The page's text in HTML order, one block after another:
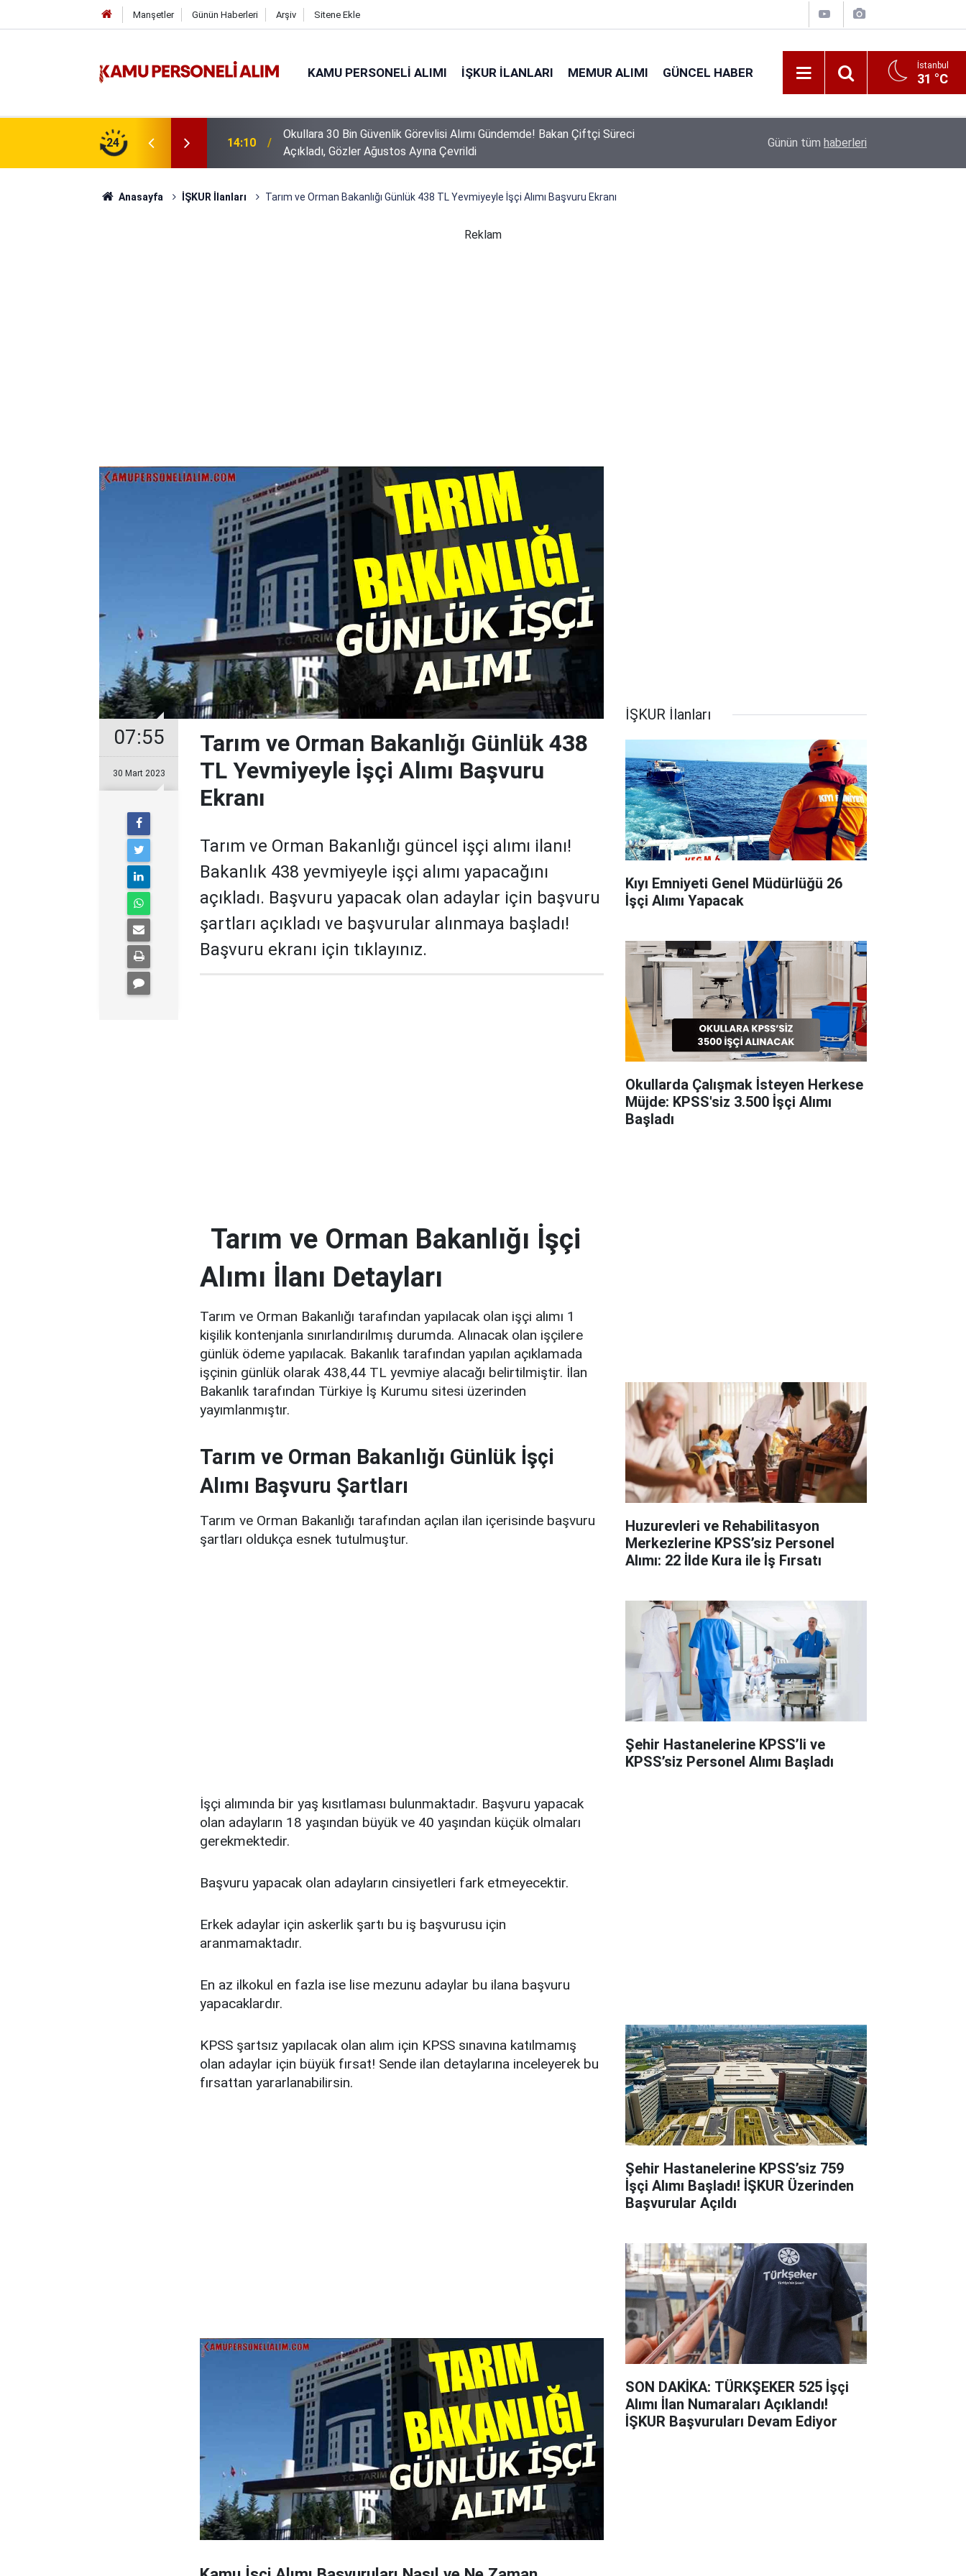
Manşetler Günün Haberleri Arşiv Sitene Ekle
KAMU PERSONELI ALIMI İŞKUR İLANLARI MEMUR ALIMI GÜNCEL HABER İstanbul
31 °C
24
İŞKUR İUP başvuruları 14:10
Okullara 30 Bin Güvenlik Görevlisi Alımı Gündemde! Bakan Çiftçi Süreci
Açıkladı, Gözler Ağustos Ayına Çevrildi
GSB 600 Personel Alımında Başvuru Süresi
Günün tüm haberleri
Anasayfa İŞKUR İlanları Tarım ve Orman Bakanlığı Günlük 438 TL Yevmiyeyle İşçi Alımı Başvuru Ekranı
Reklam
07:55
30 Mart 2023
Tarım ve Orman Bakanlığı Günlük 438
TL Yevmiyeyle İşçi Alımı Başvuru
Ekranı
Tarım ve Orman Bakanlığı güncel işçi alımı ilanı!
Bakanlık 438 yevmiyeyle işçi alımı yapacağını
açıkladı. Başvuru yapacak olan adaylar için başvuru
şartları açıkladı ve başvurular alınmaya başladı!
Başvuru ekranı için tıklayınız.
Tarım ve Orman Bakanlığı İşçi
Alımı İlanı Detayları
Tarım ve Orman Bakanlığı tarafından yapılacak olan işçi alımı 1
kişilik kontenjanla sınırlandırılmış durumda. Alınacak olan işçilere
günlük ödeme yapılacak. Bakanlık tarafından yapılan açıklamada
işçinin günlük olarak 438,44 TL yevmiye alacağı belirtilmiştir. İlan
Bakanlık tarafından Türkiye İş Kurumu sitesi üzerinden
yayımlanmıştır.
Tarım ve Orman Bakanlığı Günlük İşçi
Alımı Başvuru Şartları
Tarım ve Orman Bakanlığı tarafından açılan ilan içerisinde başvuru
şartları oldukça esnek tutulmuştur.
İşçi alımında bir yaş kısıtlaması bulunmaktadır. Başvuru yapacak
olan adayların 18 yaşından büyük ve 40 yaşından küçük olmaları
gerekmektedir.
Başvuru yapacak olan adayların cinsiyetleri fark etmeyecektir.
Erkek adaylar için askerlik şartı bu iş başvurusu için
aranmamaktadır.
En az ilkokul en fazla ise lise mezunu adaylar bu ilana başvuru
yapacaklardır.
KPSS şartsız yapılacak olan alım için KPSS sınavına katılmamış
olan adaylar için büyük fırsat! Sende ilan detaylarına inceleyerek bu
fırsattan yararlanabilirsin.
İŞKUR İlanları
Kıyı Emniyeti Genel Müdürlüğü 26
İşçi Alımı Yapacak
Okullarda Çalışmak İsteyen Herkese
Müjde: KPSS'siz 3.500 İşçi Alımı
Başladı
Huzurevleri ve Rehabilitasyon
Merkezlerine KPSS’siz Personel
Alımı: 22 İlde Kura ile İş Fırsatı
Şehir Hastanelerine KPSS’li ve
KPSS’siz Personel Alımı Başladı
Şehir Hastanelerine KPSS’siz 759
İşçi Alımı Başladı! İŞKUR Üzerinden
Başvurular Açıldı
SON DAKİKA: TÜRKŞEKER 525 İşçi
Alımı İlan Numaraları Açıklandı!
İŞKUR Başvuruları Devam Ediyor